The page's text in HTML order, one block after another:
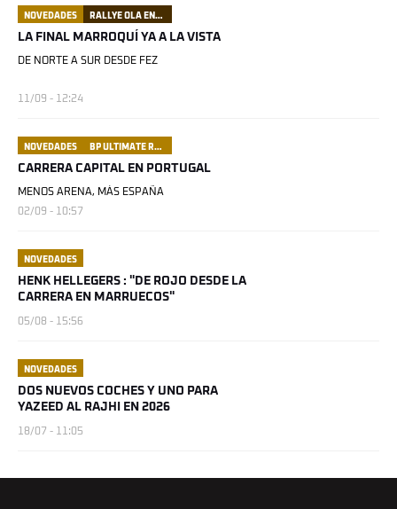
NOVEDADES RALLYE OLA ENERGY DU MAROC
LA FINAL MARROQUÍ YA A LA VISTA
DE NORTE A SUR DESDE FEZ
11/09 - 12:24
NOVEDADES BP ULTIMATE RALLY RAID PORTUGAL
CARRERA CAPITAL EN PORTUGAL
MENOS ARENA, MÁS ESPAÑA
02/09 - 10:57
NOVEDADES
HENK HELLEGERS : "DE ROJO DESDE LA
CARRERA EN MARRUECOS"
05/08 - 15:56
NOVEDADES
DOS NUEVOS COCHES Y UNO PARA
YAZEED AL RAJHI EN 2026
18/07 - 11:05